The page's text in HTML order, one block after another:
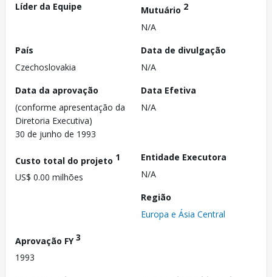
Líder da Equipe
Mutuário 2
N/A
País
Czechoslovakia
Data de divulgação
N/A
Data da aprovação
(conforme apresentação da
Diretoria Executiva)
30 de junho de 1993
Data Efetiva
N/A
Custo total do projeto 1
US$ 0.00 milhões
Entidade Executora
N/A
Região
Europa e Ásia Central
Aprovação FY3
1993